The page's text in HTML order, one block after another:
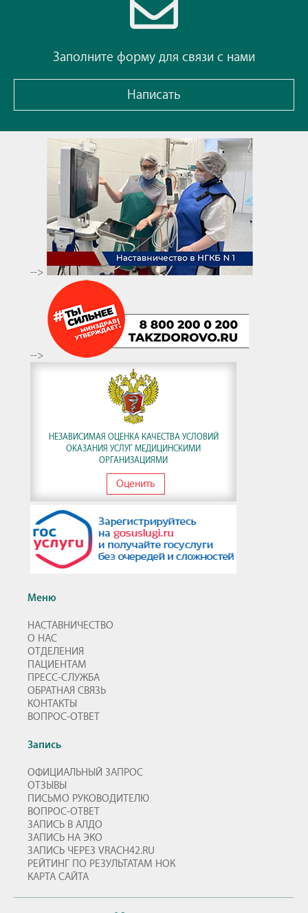
Заполните форму для связи с нами
Написать
-->
-->
НЕЗАВИСИМАЯ ОЦЕНКА КАЧЕСТВА УСЛОВИЙ
ОКАЗАНИЯ УСЛУГ МЕДИЦИНСКИМИ
ОРГАНИЗАЦИЯМИ
Оценить
Меню
НАСТАВНИЧЕСТВО
О НАС
ОТДЕЛЕНИЯ
ПАЦИЕНТАМ
ПРЕСС-СЛУЖБА
ОБРАТНАЯ СВЯЗЬ
КОНТАКТЫ
ВОПРОС-ОТВЕТ
Запись
ОФИЦИАЛЬНЫЙ ЗАПРОС
ОТЗЫВЫ
ПИСЬМО РУКОВОДИТЕЛЮ
ВОПРОС-ОТВЕТ
ЗАПИСЬ В АЛДО
ЗАПИСЬ НА ЭКО
ЗАПИСЬ ЧЕРЕЗ VRACH42.RU
РЕЙТИНГ ПО РЕЗУЛЬТАТАМ НОК
КАРТА САЙТА